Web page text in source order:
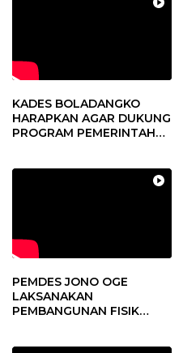
KADES BOLADANGKO
HARAPKAN AGAR DUKUNG
PROGRAM PEMERINTAH
PEMDES JONO OGE
LAKSANAKAN
PEMBANGUNAN FISIK